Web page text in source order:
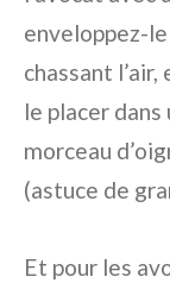
enveloppez-
chassant
le placer
morceau
(astuce de
Et pour les